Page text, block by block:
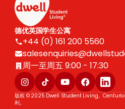
德优英国学生公寓
+44 (0) 161 200 5560
周一至周五 9:00 - 17:30
版权 © 2025 Dwell Student Living。
利。